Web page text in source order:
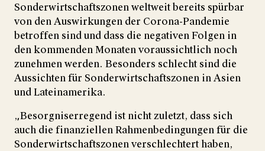
Sonderwirtschaftszonen weltweit bereits spürbar
von den Auswirkungen der Corona-Pandemie
betroffen sind und dass die negativen Folgen in
den kommenden Monaten voraussichtlich noch
zunehmen werden. Besonders schlecht sind die
Aussichten für Sonderwirtschaftszonen in Asien
und Lateinamerika.
„Besorgniserregend ist nicht zuletzt, dass sich
auch die finanziellen Rahmenbedingungen für die
Sonderwirtschaftszonen verschlechtert haben,